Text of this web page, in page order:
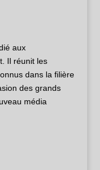
aux
Il réunit les
dans la filière
des grands
média